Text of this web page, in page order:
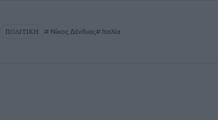
ΠΟΛΙΤΙΚΗ Νίκος Δένδιας Ιταλία